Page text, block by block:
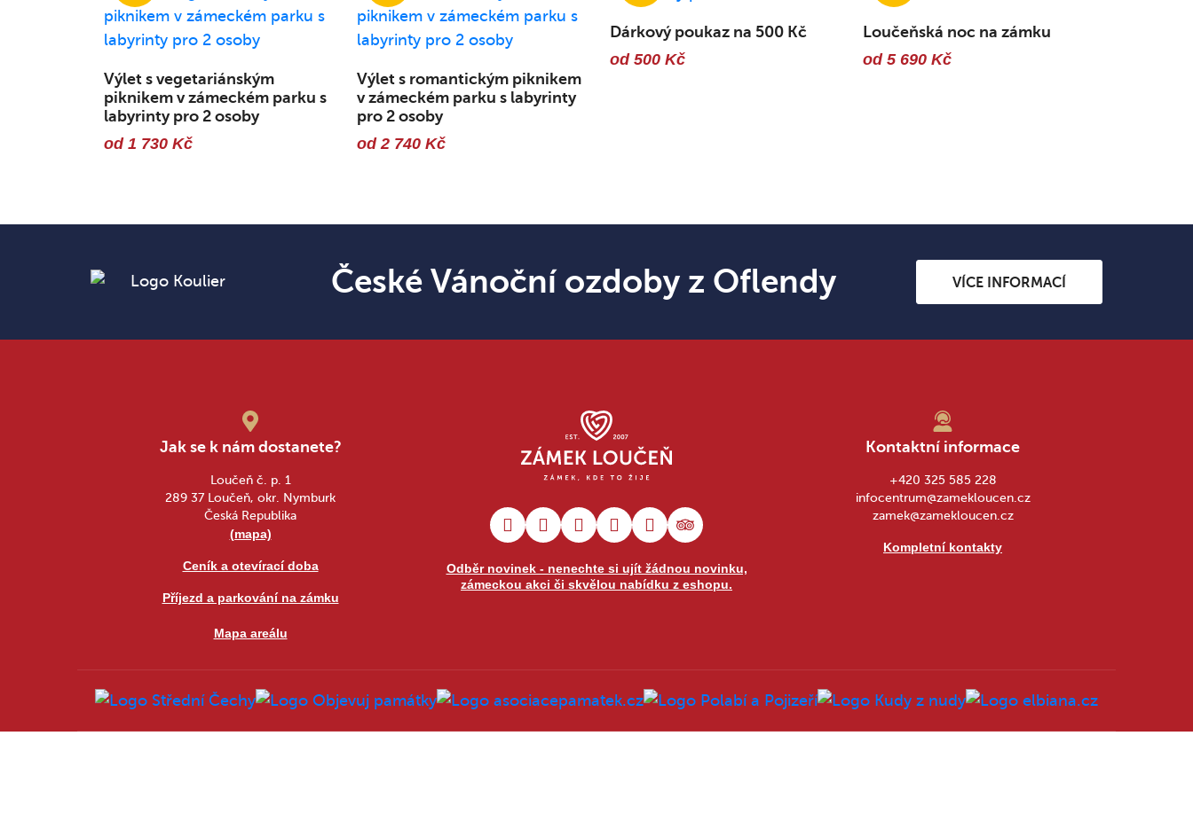
Výlet s vegetariánským
piknikem v zámeckém parku s
labyrinty pro 2 osoby
od 1 730 Kč
Výlet s romantickým piknikem
v zámeckém parku s labyrinty
pro 2 osoby
od 2 740 Kč
Dárkový poukaz na 500 Kč
od 500 Kč
Loučeňská noc na zámku
od 5 690 Kč
České Vánoční ozdoby z Oflendy VÍCE INFORMACÍ
Jak se k nám dostanete?
Loučeň č. p. 1
289 37 Loučeň, okr. Nymburk
Česká Republika
(mapa)
Ceník a otevírací doba
Příjezd a parkování na zámku
Mapa areálu
Odběr novinek - nenechte si ujít žádnou novinku,
zámeckou akci či skvělou nabídku z eshopu.
Kontaktní informace
+420 325 585 228
infocentrum@zamekloucen.cz
zamek@zamekloucen.cz
Kompletní kontakty